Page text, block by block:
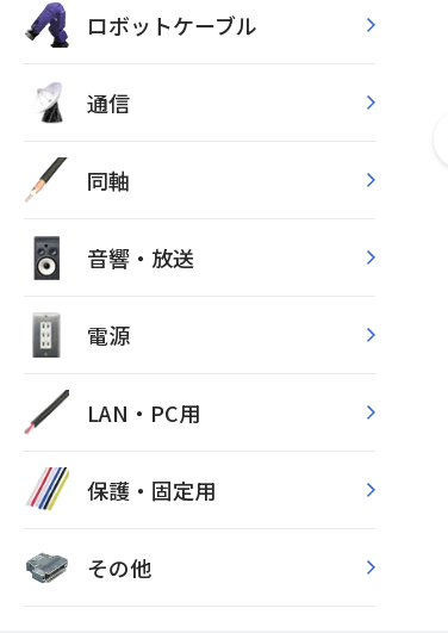
ロボットケーブル
通信
同軸
音響・放送
電源
LAN・PC用
保護・固定用
その他